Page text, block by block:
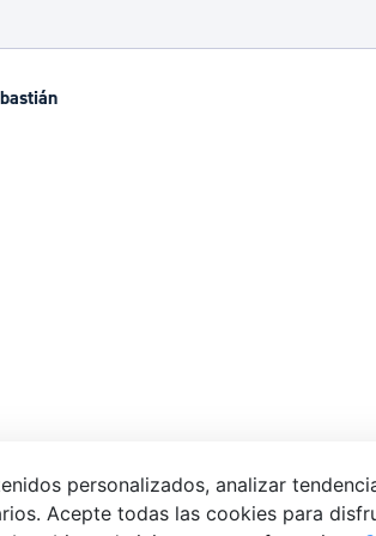
Ijentea 1,
personalizados, analizar
Acepte todas las cookies para